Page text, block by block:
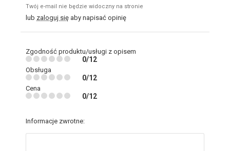
Twój e-mail nie będzie widoczny na stronie
lub zaloguj się aby napisać opinię
Zgodność produktu/usługi z opisem
0/12
Obsługa
0/12
Cena
0/12
Informacje zwrotne: